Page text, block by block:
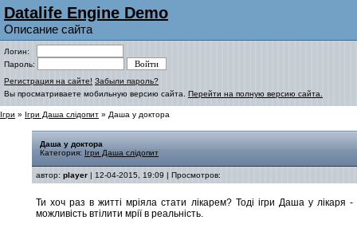
Datalife Engine Demo
Описание сайта
Логин:
Пароль:
Регистрация на сайте! Забыли пароль?
Вы просматриваете мобильную версию сайта. Перейти на полную версию сайта.
Ігри » Ігри Даша слідопит » Даша у доктора
Даша у доктора
Категория: Ігри Даша слідопит
автор: player | 12-04-2015, 19:09 | Просмотров:
Ти хоч раз в житті мріяла стати лікарем? Тоді ігри Даша у лікаря -
можливість втілити мрії в реальність.